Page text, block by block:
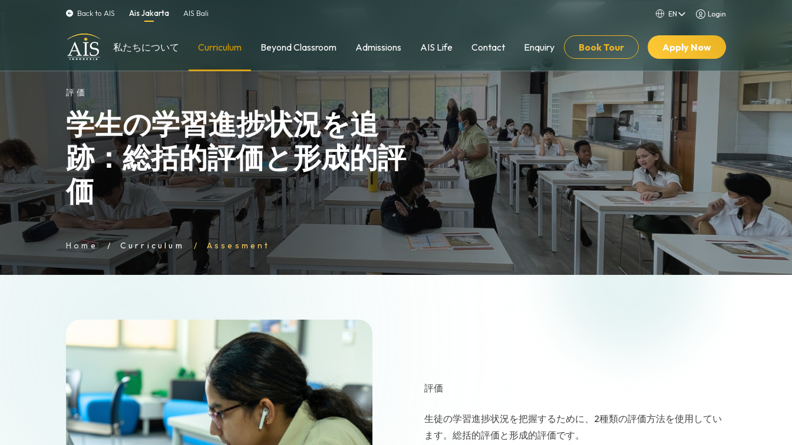
Back to AIS Ais Jakarta AIS Bali Login
私たちについて Curriculum Beyond Classroom Admissions AIS Life Contact Enquiry Book Tour Apply Now
評価
学生の学習進捗状況を追
跡：総括的評価と形成的評
価
Home Curriculum Assesment
評価
生徒の学習進捗状況を把握するために、2種類の評価方法を使用してい
ます。総括的評価と形成的評価です。